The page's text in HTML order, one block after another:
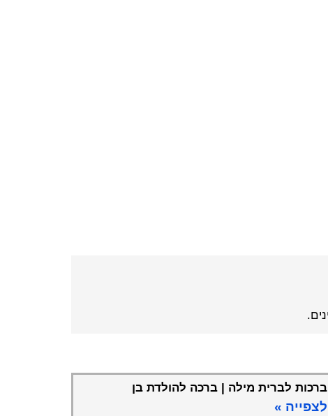
ברכות לברית מילה | ברכה להולדת בן
לצפייה »